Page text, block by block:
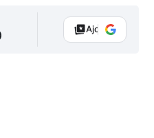
Ajouter Vélo